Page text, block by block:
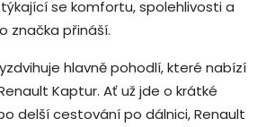
se komfortu, spolehlivosti a
značka přináší.
hlavně pohodlí, které nabízí
Kaptur. Ať už jde o krátké
delší cestování po dálnici, Renault